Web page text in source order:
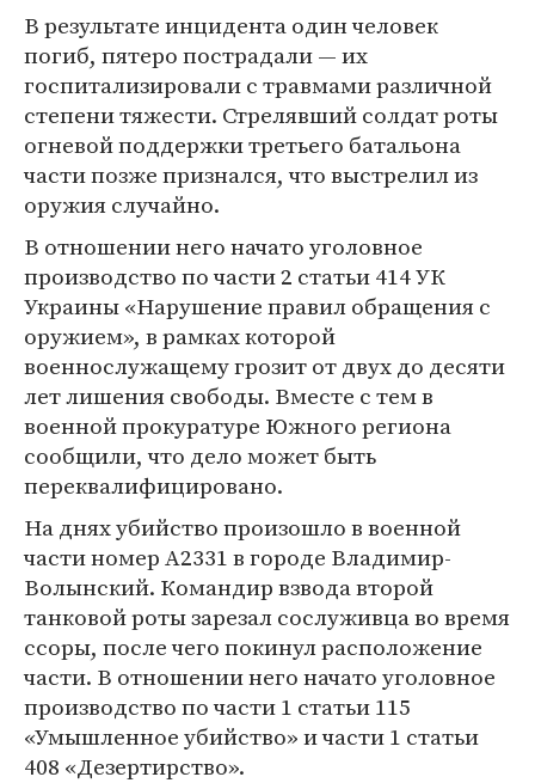
В результате инцидента один человек
погиб, пятеро пострадали — их
госпитализировали с травмами различной
степени тяжести. Стрелявший солдат роты
огневой поддержки третьего батальона
части позже признался, что выстрелил из
оружия случайно.
В отношении него начато уголовное
производство по части 2 статьи 414 УК
Украины «Нарушение правил обращения с
оружием», в рамках которой
военнослужащему грозит от двух до десяти
лет лишения свободы. Вместе с тем в
военной прокуратуре Южного региона
сообщили, что дело может быть
переквалифицировано.
На днях убийство произошло в военной
части номер А2331 в городе Владимир-
Волынский. Командир взвода второй
танковой роты зарезал сослуживца во время
ссоры, после чего покинул расположение
части. В отношении него начато уголовное
производство по части 1 статьи 115
«Умышленное убийство» и части 1 статьи
408 «Дезертирство».